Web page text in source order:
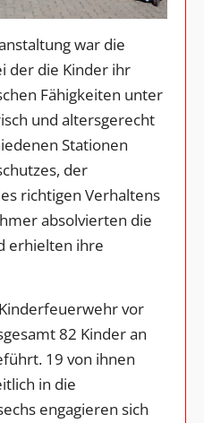
war die
der die Kinder ihr
Fähigkeiten unter
und altersgerecht
Stationen
der
richtigen Verhaltens
absolvierten die
erhielten ihre
vor
82 Kinder an
19 von ihnen
in die
engagieren sich